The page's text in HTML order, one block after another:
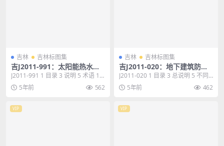
吉林 吉林标图集
吉J2011-991：太阳能热水系
统安装与建筑构造
J2011-991 1 目录 3 说明 5 术语 10
单管整体式太阳能热水器原...
5年前 562
吉林 吉林标图集
吉J2011-020：地下建筑防水
构造
J2011-020 1 目录 3 总说明 5 不同
防水等级构造做法 16 全埋式...
5年前 462
VIP VIP